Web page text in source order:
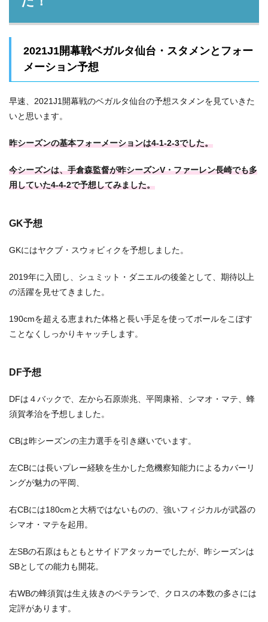
2021J1開幕戦ベガルタ仙台・スタメンとフォー
メーション予想
早速、2021J1開幕戦のベガルタ仙台の予想スタメンを見ていきた
いと思います。
昨シーズンの基本フォーメーションは4-1-2-3でした。
今シーズンは、手倉森監督が昨シーズンV・ファーレン長崎でも多
用していた4-4-2で予想してみました。
GK予想
GKにはヤクブ・スウォビィクを予想しました。
2019年に入団し、シュミット・ダニエルの後釜として、期待以上
の活躍を見せてきました。
190cmを超える恵まれた体格と長い手足を使ってボールをこぼす
ことなくしっかりキャッチします。
DF予想
DFは４バックで、左から石原崇兆、平岡康裕、シマオ・マテ、蜂
須賀孝治を予想しました。
CBは昨シーズンの主力選手を引き継いでいます。
左CBには長いプレー経験を生かした危機察知能力によるカバーリ
ングが魅力の平岡、
右CBには180cmと大柄ではないものの、強いフィジカルが武器の
シマオ・マテを起用。
左SBの石原はもともとサイドアタッカーでしたが、昨シーズンは
SBとしての能力も開花。
右WBの蜂須賀は生え抜きのベテランで、クロスの本数の多さには
定評があります。